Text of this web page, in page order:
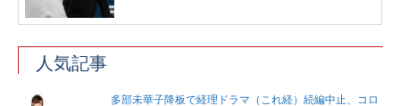
人気記事
多部未華子降板で経理ドラマ（これ経）続編中止、コロ